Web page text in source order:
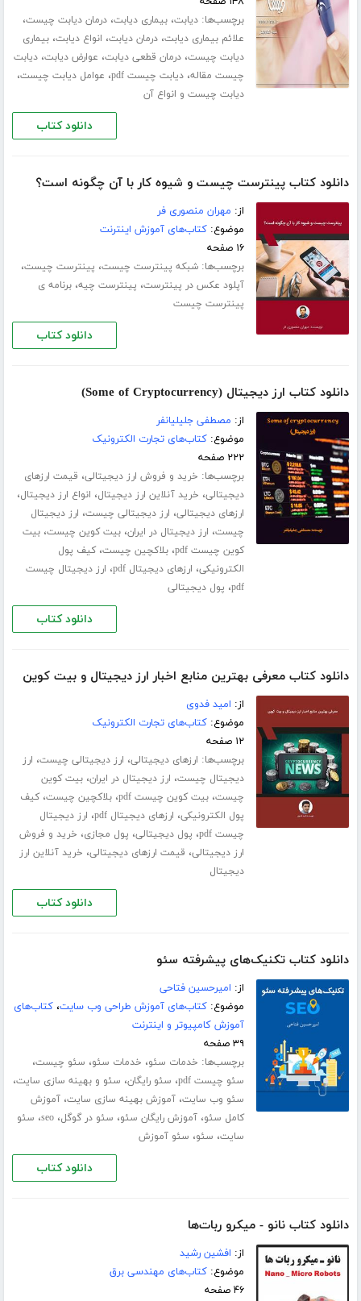
برچسب‌ها:دیابت،بیماری دیابت،درمان دیابت چیست،
علائم بیماری دیابت،درمان دیابت، انواع دیابت،بیماری
دیابت چیست،درمان قطعی دیابت، عوارض دیابت،دیابت
چیست مقاله،دیابت چیست pdf ، عوامل دیابت چیست،
دیابت چیست و انواع آن
دانلود کتاب
دانلود کتاب پینترست چیست و شیوه کار با آن چگونه است؟
از: مهران منصوری فر
موضوع:کتاب‌های آموزش اینترنت
۱۶ صفحه
برچسب‌ها:شبکه پینترست چیست، پینترست چیست،
آپلود عکس در پینترست، پینترست چیه،برنامه ی
پینترست چیست
دانلود کتاب
دانلود کتاب ارز دیجیتال (Some of Cryptocurrency)
از: مصطفی جلیلیانفر
موضوع:کتاب‌های تجارت الکترونیک
۲۲۲ صفحه
برچسب‌ها: خرید و فروش ارز دیجیتالی، قیمت ارزهای
دیجیتالی، خرید آنلاین ارز دیجیتال، انواع ارز دیجیتال،
ارزهای دیجیتالی، ارز دیجیتالی چیست، ارز دیجیتال
چیست، ارز دیجیتال در ایران،بیت کوین چیست،بیت
کوین چیست pdf
،بلاکچین چیست،کیف پول
الکترونیکی، ارزهای دیجیتال pdf ، ارز دیجیتال چیست
pdf، پول دیجیتالی
دانلود کتاب
دانلود کتاب معرفی بهترین منابع اخبار ارز دیجیتال و بیت کوین
از: امید فدوی
موضوع:کتاب‌های تجارت الکترونیک
۱۲ صفحه
برچسب‌ها: ارزهای دیجیتالی، ارز دیجیتالی چیست، ارز
دیجیتال چیست، ارز دیجیتال در ایران،بیت کوین
چیست،بیت کوین چیست pdf ،بلاکچین چیست،کیف
پول الکترونیکی، ارزهای دیجیتال pdf ، ارز دیجیتال
چیست pdf
، پول دیجیتالی، پول مجازی، خرید و فروش
ارز دیجیتالی، قیمت ارزهای دیجیتالی، خرید آنلاین ارز
دیجیتال
دانلود کتاب
دانلود کتاب تکنیک‌های پیشرفته سئو
از: امیرحسین فتاحی
موضوع:کتاب‌های آموزش طراحی وب سایت،کتاب‌های
آموزش کامپیوتر و اینترنت
۳۹ صفحه
برچسب‌ها: خدمات سئو، خدمات سئو، سئو چیست،
سئو چیست pdf ، سئو رایگان، سئو و بهینه سازی سایت،
سئو وب سایت،آموزش بهینه سازی سایت،آموزش
کامل سئو،آموزش رایگان سئو، سئو در گوگل،seo، سئو
سایت، سئو، سئو آموزش
دانلود کتاب
دانلود کتاب نانو - میکرو ربات‌ها
از: افشین رشید
موضوع:کتاب‌های مهندسی برق
۴۶ صفحه